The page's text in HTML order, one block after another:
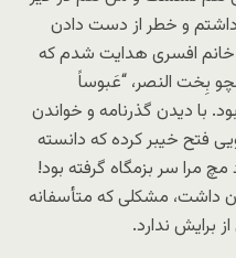
داشتم و خطر از دست دادن
افسری هدایت شدم که
بِخت النصر، “عَبوساً
با دیدن گذرنامه و خواندن
فتح خیبر کرده که دانسته
مرا سر بزمگاه گرفته بود!
داشت، مشکلی که متأسفانه
برایش ندارد.